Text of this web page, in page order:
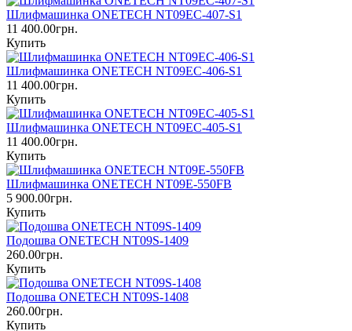
Шлифмашинка ONETECH NT09EC-407-S1
11 400.00грн.
Купить
Шлифмашинка ONETECH NT09EC-406-S1
11 400.00грн.
Купить
Шлифмашинка ONETECH NT09EC-405-S1
11 400.00грн.
Купить
Шлифмашинка ONETECH NT09E-550FB
5 900.00грн.
Купить
Подошва ONETECH NT09S-1409
260.00грн.
Купить
Подошва ONETECH NT09S-1408
260.00грн.
Купить